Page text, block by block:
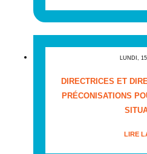
LUNDI,
DIRECTRICES ET
PRÉCONISATIONS
LIRE